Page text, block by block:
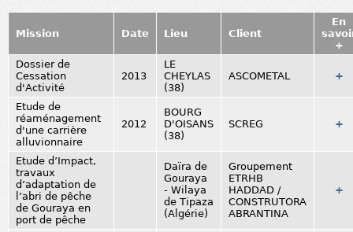
Mission Date Lieu Client
En
+
Dossier de
Cessation
d'Activité
2013
LE
CHEYLAS
(38)
ASCOMETAL +
Etude de
réaménagement
d'une carrière
alluvionnaire
2012
BOURG
D'OISANS
(38)
SCREG +
Etude d’Impact,
travaux
d’adaptation de
l’abri de pêche
de Gouraya en
port de pêche
Daïra de
Gouraya
- Wilaya
de Tipaza
(Algérie)
Groupement
ETRHB
HADDAD /
CONSTRUTORA
ABRANTINA
+